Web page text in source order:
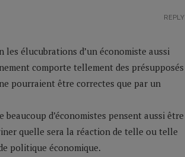
élucubrations d’un économiste aussi
comporte tellement des présupposés
pourraient être correctes que par un
d’économistes pensent aussi être
quelle sera la réaction de telle ou telle
politique économique.
REPLY